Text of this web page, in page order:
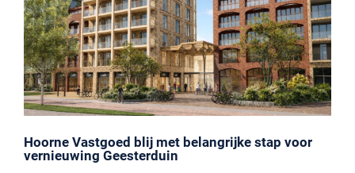
Hoorne Vastgoed blij met belangrijke stap voor
vernieuwing Geesterduin